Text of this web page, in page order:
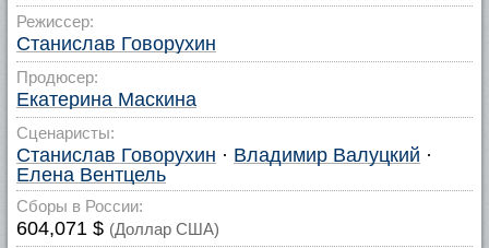
Режиссер:
Станислав Говорухин
Продюсер:
Екатерина Маскина
Сценаристы:
Станислав Говорухин · Владимир Валуцкий ·
Елена Вентцель
Сборы в России:
604,071 $ (Доллар США)